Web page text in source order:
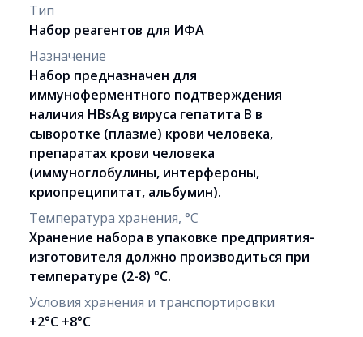
Тип
Набор реагентов для ИФА
Назначение
Набор предназначен для
иммуноферментного подтверждения
наличия HBsAg вируса гепатита В в
сыворотке (плазме) крови человека,
препаратах крови человека
(иммуноглобулины, интерфероны,
криопреципитат, альбумин).
Температура хранения, °C
Хранение набора в упаковке предприятия-
изготовителя должно производиться при
температуре (2-8) °C.
Условия хранения и транспортировки
+2°C +8°C